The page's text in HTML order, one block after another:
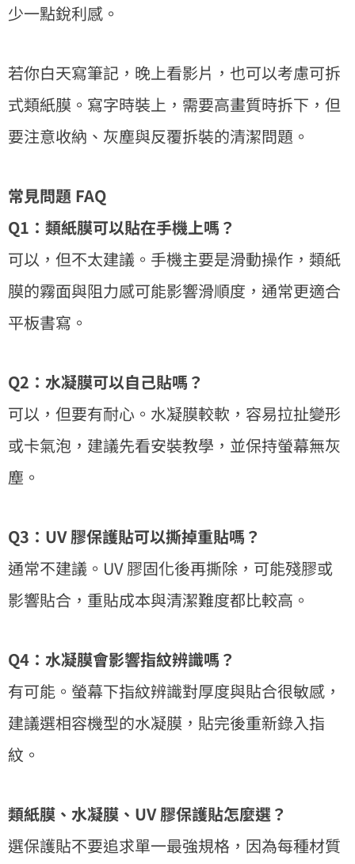
少一點銳利感。
若你白天寫筆記，晚上看影片，也可以考慮可拆
式類紙膜。寫字時裝上，需要高畫質時拆下，但
要注意收納、灰塵與反覆拆裝的清潔問題。
常見問題 FAQ
Q1：類紙膜可以貼在手機上嗎？
可以，但不太建議。手機主要是滑動操作，類紙
膜的霧面與阻力感可能影響滑順度，通常更適合
平板書寫。
Q2：水凝膜可以自己貼嗎？
可以，但要有耐心。水凝膜較軟，容易拉扯變形
或卡氣泡，建議先看安裝教學，並保持螢幕無灰
塵。
Q3：UV 膠保護貼可以撕掉重貼嗎？
通常不建議。UV 膠固化後再撕除，可能殘膠或
影響貼合，重貼成本與清潔難度都比較高。
Q4：水凝膜會影響指紋辨識嗎？
有可能。螢幕下指紋辨識對厚度與貼合很敏感，
建議選相容機型的水凝膜，貼完後重新錄入指
紋。
類紙膜、水凝膜、UV 膠保護貼怎麼選？
選保護貼不要追求單一最強規格，因為每種材質